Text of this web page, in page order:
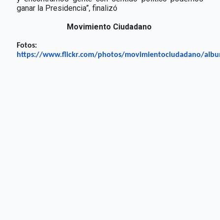
ganar la Presidencia”, finalizó
Movimiento Ciudadano
Fotos:
https://www.flickr.com/photos/movimientociudadano/